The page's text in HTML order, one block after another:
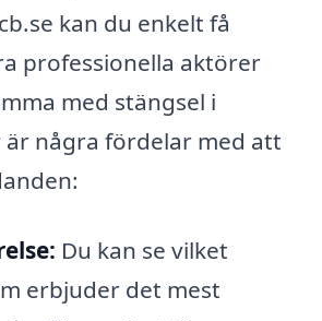
kan du enkelt få
professionella aktörer
med stängsel i
är några fördelar med att
Du kan se vilket
erbjuder det mest